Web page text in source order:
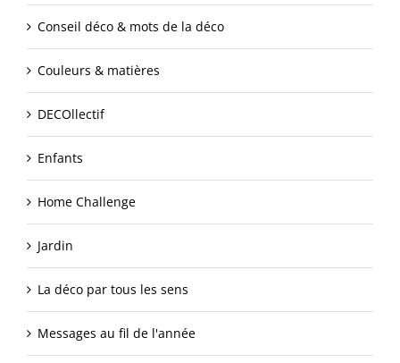
Conseil déco & mots de la déco
Couleurs & matières
DECOllectif
Enfants
Home Challenge
Jardin
La déco par tous les sens
Messages au fil de l'année